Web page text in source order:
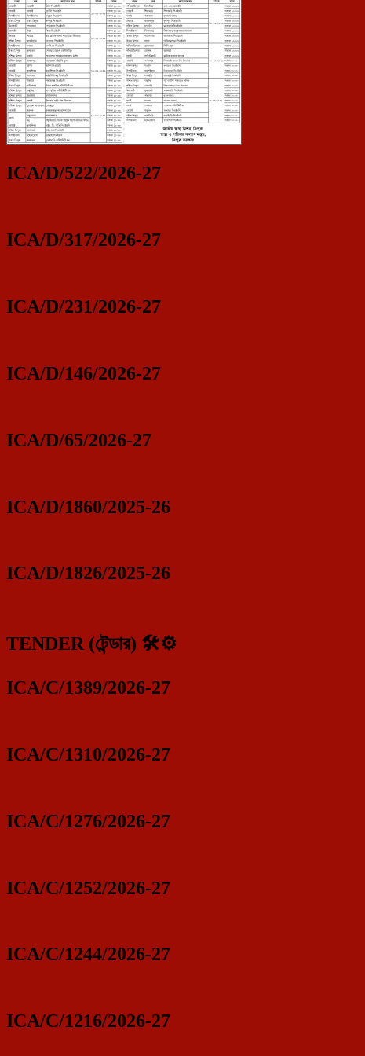
ICA/D/522/2026-27
ICA/D/317/2026-27
ICA/D/231/2026-27
ICA/D/146/2026-27
ICA/D/65/2026-27
ICA/D/1860/2025-26
ICA/D/1826/2025-26
TENDER (টেন্ডার) 🛠️⚙️
ICA/C/1389/2026-27
ICA/C/1310/2026-27
ICA/C/1276/2026-27
ICA/C/1252/2026-27
ICA/C/1244/2026-27
ICA/C/1216/2026-27